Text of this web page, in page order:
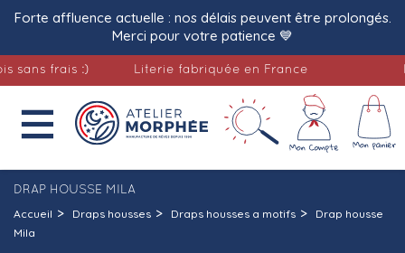
Forte affluence actuelle : nos délais peuvent être prolongés.
Merci pour votre patience 💙
frais :) Literie fabriquée en France

DRAP HOUSSE MILA
Accueil Draps housses Draps housses a motifs
Drap housse
Mila